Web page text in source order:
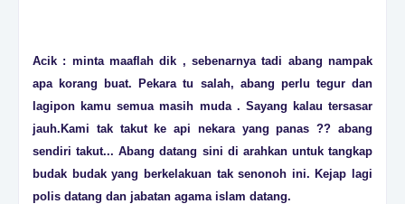
Acik : minta maaflah dik , sebenarnya tadi abang nampak
apa korang buat. Pekara tu salah, abang perlu tegur dan
lagipon kamu semua masih muda . Sayang kalau tersasar
jauh.Kami tak takut ke api nekara yang panas ?? abang
sendiri takut... Abang datang sini di arahkan untuk tangkap
budak budak yang berkelakuan tak senonoh ini. Kejap lagi
polis datang dan jabatan agama islam datang.